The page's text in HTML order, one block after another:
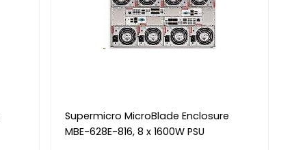
Supermicro MicroBlade Enclosure
MBE-628E-816, 8 x 1600W PSU